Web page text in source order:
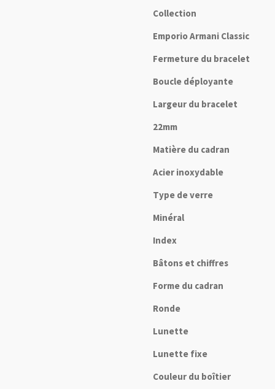
Collection
Emporio Armani Classic
Fermeture du bracelet
Boucle déployante
Largeur du bracelet
22mm
Matière du cadran
Acier inoxydable
Type de verre
Minéral
Index
Bâtons et chiffres
Forme du cadran
Ronde
Lunette
Lunette fixe
Couleur du boîtier